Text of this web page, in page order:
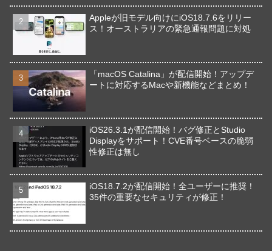
Appleが旧モデル向けにiOS18.7.6をリリー
ス！オーストラリアの緊急通報問題に対処
「macOS Catalina」が配信開始！アップデ
ートに対応するMacや新機能などまとめ！
iOS26.3.1が配信開始！バグ修正とStudio
Displayをサポート！CVE番号ベースの脆弱
性修正は無し
iOS18.7.2が配信開始！全ユーザーに推奨！
35件の重要なセキュリティが修正！